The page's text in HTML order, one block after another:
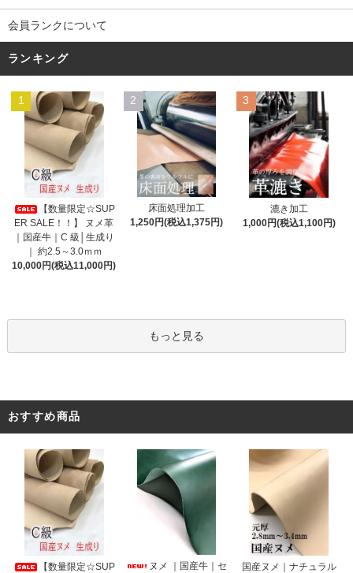
会員ランクについて
ランキング
1
【数量限定☆SUP
ER SALE！！】 ヌメ革
｜国産牛｜C 級│生成り
｜ 約2.5～3.0ｍｍ
10,000円(税込11,000円)
2
床面処理加工
1,250円(税込1,375円)
3
漉き加工
1,000円(税込1,100円)
もっと見る
おすすめ商品
【数量限定☆SUP
ヌメ ｜国産牛｜セ
国産ヌメ｜ナチュラル